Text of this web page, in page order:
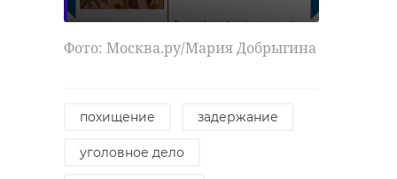
Фото: Москва.ру/Мария Добрыгина
похищение задержание
уголовное дело